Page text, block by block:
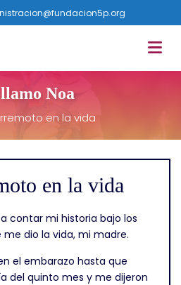
Noa
en la vida
en la vida
contar mi historia bajo los
dio la vida, mi madre.
el embarazo hasta que
del quinto mes y me dijeron